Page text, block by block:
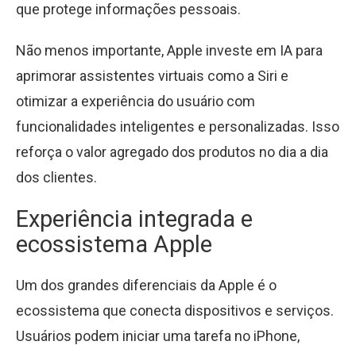
que protege informações pessoais.
Não menos importante, Apple investe em IA para
aprimorar assistentes virtuais como a Siri e
otimizar a experiência do usuário com
funcionalidades inteligentes e personalizadas. Isso
reforça o valor agregado dos produtos no dia a dia
dos clientes.
Experiência integrada e
ecossistema Apple
Um dos grandes diferenciais da Apple é o
ecossistema que conecta dispositivos e serviços.
Usuários podem iniciar uma tarefa no iPhone,